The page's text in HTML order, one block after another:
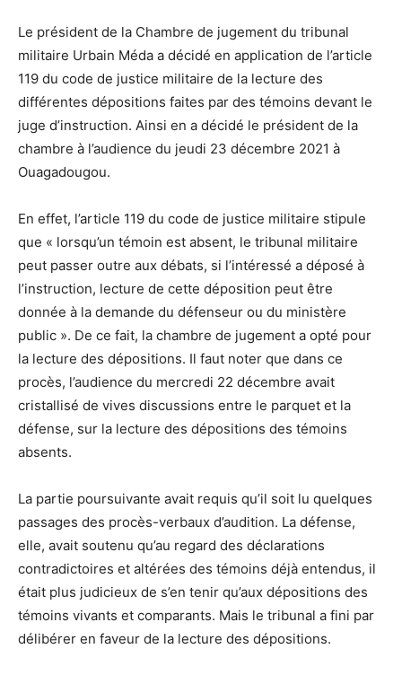
Le président de la Chambre de jugement du tribunal
militaire Urbain Méda a décidé en application de l’article
119 du code de justice militaire de la lecture des
différentes dépositions faites par des témoins devant le
juge d’instruction. Ainsi en a décidé le président de la
chambre à l’audience du jeudi 23 décembre 2021 à
Ouagadougou.
En effet, l’article 119 du code de justice militaire stipule
que « lorsqu’un témoin est absent, le tribunal militaire
peut passer outre aux débats, si l’intéressé a déposé à
l’instruction, lecture de cette déposition peut être
donnée à la demande du défenseur ou du ministère
public ». De ce fait, la chambre de jugement a opté pour
la lecture des dépositions. Il faut noter que dans ce
procès, l’audience du mercredi 22 décembre avait
cristallisé de vives discussions entre le parquet et la
défense, sur la lecture des dépositions des témoins
absents.
La partie poursuivante avait requis qu’il soit lu quelques
passages des procès-verbaux d’audition. La défense,
elle, avait soutenu qu’au regard des déclarations
contradictoires et altérées des témoins déjà entendus, il
était plus judicieux de s’en tenir qu’aux dépositions des
témoins vivants et comparants. Mais le tribunal a fini par
délibérer en faveur de la lecture des dépositions.